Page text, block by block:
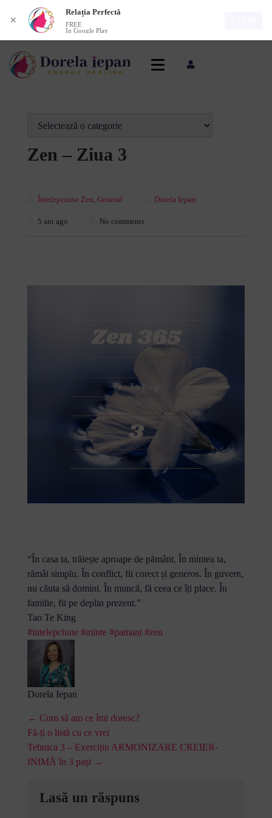
Zen – Ziua 3
Înțelepciune Zen, General Dorela Iepan
5 ani ago No comments
“În casa ta, trăiește aproape de pământ. În mintea ta,
rămâi simplu. În conflict, fii corect și generos. În guvern,
nu căuta să domini. În muncă, fă ceea ce îți place. În
familie, fii pe deplin prezent.”
Tao Te King
#intelepciune #minte #pamant #zen
Dorela Iepan
← Cum să am ce îmi doresc?
Fă-ți o listă cu ce vrei
Tehnica 3 – Exercițiu ARMONIZARE CREIER-
INIMĂ în 3 pași →
Lasă un răspuns
✕
Relația Perfectă
FREE
In Google Play